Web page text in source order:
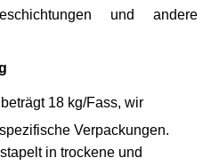
und andere
18 kg/Fass, wir
Verpackungen.
in trockene und